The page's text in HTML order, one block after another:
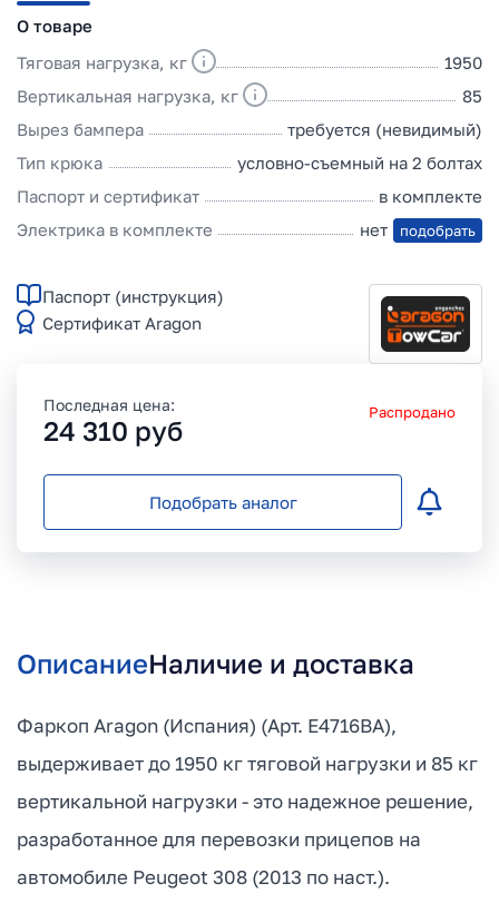
О товаре
Тяговая нагрузка, кг
1950
Вертикальная нагрузка, кг
85
Вырез бампера
требуется (невидимый)
Тип крюка
условно-съемный на 2 болтах
Паспорт и сертификат
в комплекте
Электрика в комплекте
нет подобрать
Паспорт (инструкция)
Сертификат Aragon
Последная цена:
24 310 руб
Распродано
Подобрать аналог
ОписаниеНаличие и доставка
Фаркоп Aragon (Испания) (Арт. E4716BA),
выдерживает до 1950 кг тяговой нагрузки и 85 кг
вертикальной нагрузки - это надежное решение,
разработанное для перевозки прицепов на
автомобиле Peugeot 308 (2013 по наст.).